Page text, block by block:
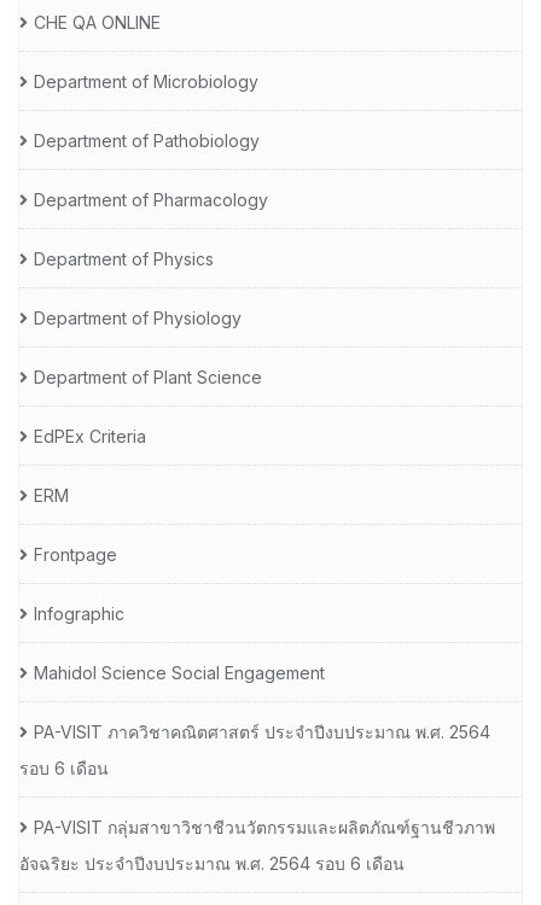
CHE QA ONLINE
Department of Microbiology
Department of Pathobiology
Department of Pharmacology
Department of Physics
Department of Physiology
Department of Plant Science
EdPEx Criteria
ERM
Frontpage
Infographic
Mahidol Science Social Engagement
PA-VISIT ภาควิชาคณิตศาสตร์ ประจำปีงบประมาณ พ.ศ. 2564
รอบ 6 เดือน
PA-VISIT กลุ่มสาขาวิชาชีวนวัตกรรมและผลิตภัณฑ์ฐานชีวภาพ
อัจฉริยะ ประจำปีงบประมาณ พ.ศ. 2564 รอบ 6 เดือน